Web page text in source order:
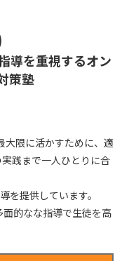
導を重視するオン
策塾
大限に活かすために、適
践まで一人ひとりに合
を提供しています。
的なな指導で生徒を高